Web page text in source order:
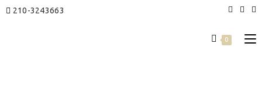
210-3243663
0